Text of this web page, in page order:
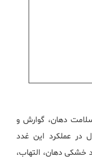
دهان، گوارش و
در عملکرد این غدد
خشکی دهان، التهاب،